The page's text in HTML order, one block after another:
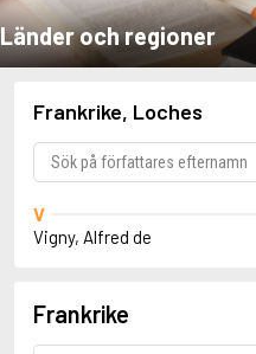
Länder och regioner
Frankrike, Loches
V
Vigny, Alfred de
Frankrike